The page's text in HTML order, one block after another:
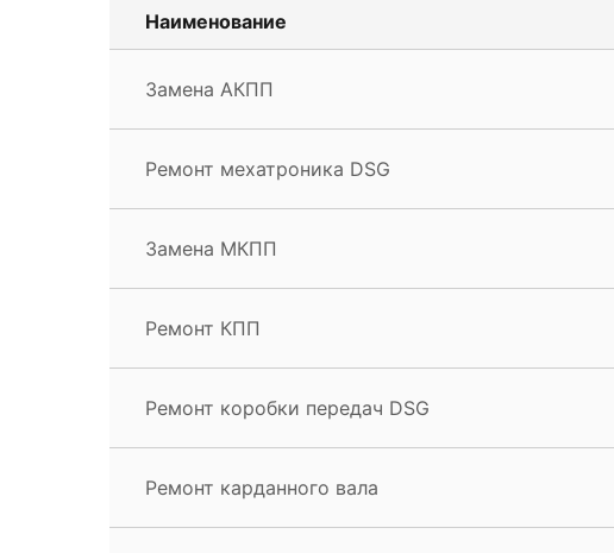
Наименование
Замена АКПП
Ремонт мехатроника DSG
Замена МКПП
Ремонт КПП
Ремонт коробки передач DSG
Ремонт карданного вала